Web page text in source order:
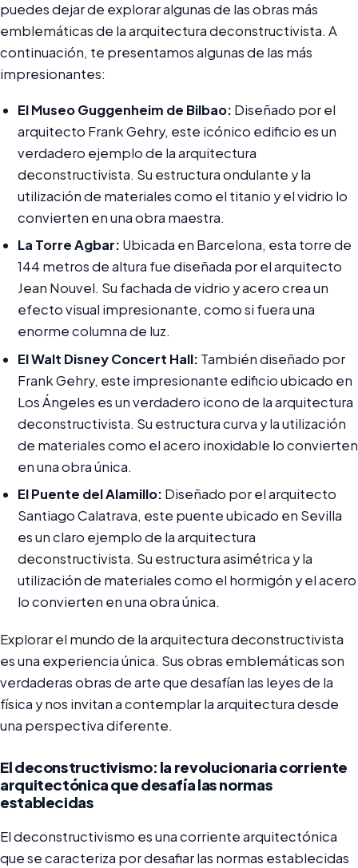
puedes dejar de explorar algunas de las obras más
emblemáticas de la arquitectura deconstructivista. A
continuación, te presentamos algunas de las más
impresionantes:
El Museo Guggenheim de Bilbao: Diseñado por el
arquitecto Frank Gehry, este icónico edificio es un
verdadero ejemplo de la arquitectura
deconstructivista. Su estructura ondulante y la
utilización de materiales como el titanio y el vidrio lo
convierten en una obra maestra.
La Torre Agbar: Ubicada en Barcelona, esta torre de
144 metros de altura fue diseñada por el arquitecto
Jean Nouvel. Su fachada de vidrio y acero crea un
efecto visual impresionante, como si fuera una
enorme columna de luz.
El Walt Disney Concert Hall: También diseñado por
Frank Gehry, este impresionante edificio ubicado en
Los Ángeles es un verdadero icono de la arquitectura
deconstructivista. Su estructura curva y la utilización
de materiales como el acero inoxidable lo convierten
en una obra única.
El Puente del Alamillo: Diseñado por el arquitecto
Santiago Calatrava, este puente ubicado en Sevilla
es un claro ejemplo de la arquitectura
deconstructivista. Su estructura asimétrica y la
utilización de materiales como el hormigón y el acero
lo convierten en una obra única.
Explorar el mundo de la arquitectura deconstructivista
es una experiencia única. Sus obras emblemáticas son
verdaderas obras de arte que desafían las leyes de la
física y nos invitan a contemplar la arquitectura desde
una perspectiva diferente.
El deconstructivismo: la revolucionaria corriente
arquitectónica que desafía las normas
establecidas
El deconstructivismo es una corriente arquitectónica
que se caracteriza por desafiar las normas establecidas